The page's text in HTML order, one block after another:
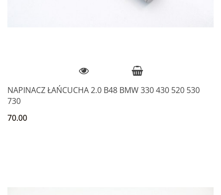
NAPINACZ ŁAŃCUCHA 2.0 B48 BMW 330 430 520 530
730
70.00